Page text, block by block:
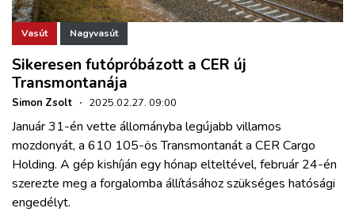
Vasút Nagyvasút
Sikeresen futópróbázott a CER új
Transmontanája
Simon Zsolt · 2025.02.27. 09:00
Január 31-én vette állományba legújabb villamos
mozdonyát, a 610 105-ös Transmontanát a CER Cargo
Holding. A gép kishíján egy hónap elteltével, február 24-én
szerezte meg a forgalomba állításához szükséges hatósági
engedélyt.